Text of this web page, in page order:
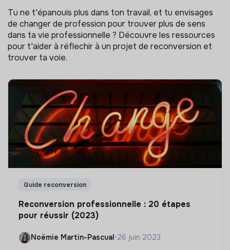
Tu ne t'épanouis plus dans ton travail, et tu envisages
de changer de profession pour trouver plus de sens
dans ta vie professionnelle ? Découvre les ressources
pour t'aider à réflechir à un projet de reconversion et
trouver ta voie.
Guide reconversion
Reconversion professionnelle : 20 étapes
pour réussir (2023)
Noëmie Martin-Pascual •26 juin 2023